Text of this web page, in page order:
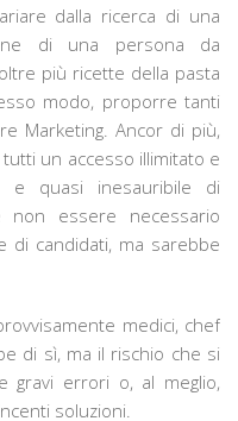
dalla ricerca di una
di una persona da
più ricette della pasta
modo, proporre tanti
Marketing. Ancor di più,
un accesso illimitato e
e quasi inesauribile di
non essere necessario
di candidati, ma sarebbe
medici, chef
di sì, ma il rischio che si
gravi errori o, al meglio,
soluzioni.